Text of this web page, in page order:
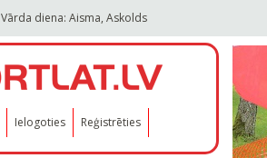
Vārda diena: Aisma, Askolds
Ielogoties Reģistrēties